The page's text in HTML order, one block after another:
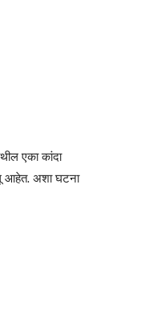
एका कांदा
आहेत. अशा घटना